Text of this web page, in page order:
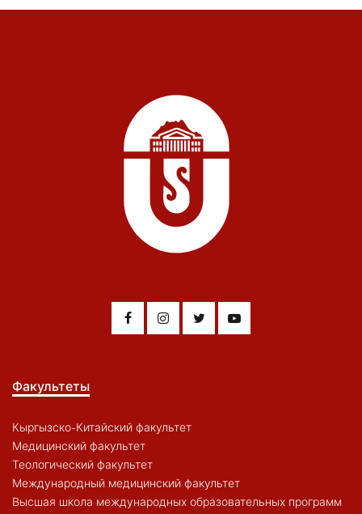
Факультеты
Кыргызско-Китайский факультет
Медицинский факультет
Теологический факультет
Международный медицинский факультет
Высшая школа международных образовательных программ